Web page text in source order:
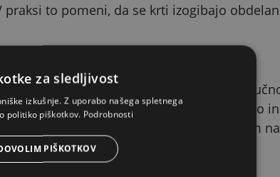
to pomeni, da se krti izogibajo
krtek giblje. Koncentrat se nanese
krtine zvitek vstavite v odprto odprtino
tudi zaradi doziranja s pritiskom
za sledljivost
izkušnje. Z uporabo našega spletnega
politiko piškotkov. Podrobnosti
PIŠKOTKOV